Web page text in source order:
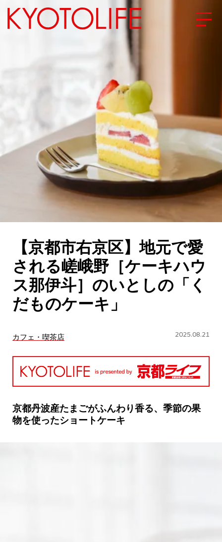
カテゴリーから探す
SPECIAL
NEW OPEN
SERIES
CULTURE
ABOUT US
Instagram
チケットプレゼント応募
MAIN MENU
SERIES
【京都市右京区】地元で愛
される嵯峨野［ケーキハウ
ス那伊斗］のいとしの「く
だものケーキ」
カフェ・喫茶店 2025.08.21
京都丹波産たまごがふんわり香る、季節の果
物を使ったショートケーキ